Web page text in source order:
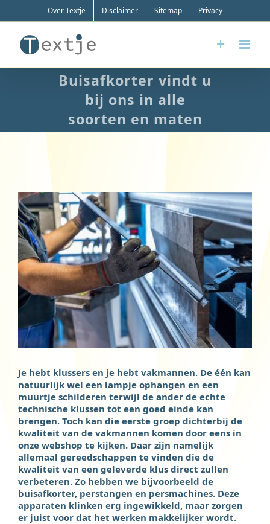
Over Textje Disclaimer Sitemap Privacy
Buisafkorter vindt u
bij ons in alle
soorten en maten
Bekijk
grotere
afbeelding
Je hebt klussers en je hebt vakmannen. De één kan
natuurlijk wel een lampje ophangen en een
muurtje schilderen terwijl de ander de echte
technische klussen tot een goed einde kan
brengen. Toch kan die eerste groep dichterbij de
kwaliteit van de vakmannen komen door eens in
onze webshop te kijken. Daar zijn namelijk
allemaal gereedschappen te vinden die de
kwaliteit van een geleverde klus direct zullen
verbeteren. Zo hebben we bijvoorbeeld de
buisafkorter, perstangen en persmachines. Deze
apparaten klinken erg ingewikkeld, maar zorgen
er juist voor dat het werken makkelijker wordt.